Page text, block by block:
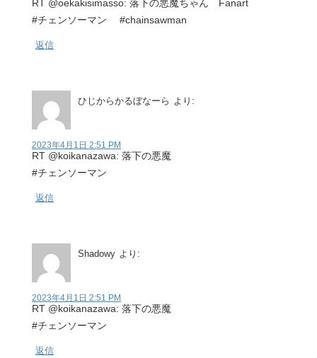
RT @oekakisimasso: 落下の悪魔ちゃん Fanart
#チェンソーマン #chainsawman
返信
ひじからかるぼなーら より:
2023年4月1日 2:51 PM
RT @koikanazawa: 落下の悪魔
#チェンソーマン
返信
Shadowy より:
2023年4月1日 2:51 PM
RT @koikanazawa: 落下の悪魔
#チェンソーマン
返信